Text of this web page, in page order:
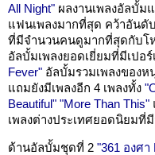
All Night" ผลงานเพลงอัลบั้ม
แฟนเพลงมากที่สุด คว้าอันดั
ที่มีจำนวนคนดูมากที่สุดกับโ
อัลบั้มเพลงยอดเยี่ยมที่มีเปอ
Fever" อัลบั้มรวมเพลงของห
แถมยังมีเพลงอีก 4 เพลงทั้ง
Beautiful" "More Than This"
เพลงต่างประเทศยอดนิยม
ด้านอัลบั้มชุดที่ 2 "361 องศา